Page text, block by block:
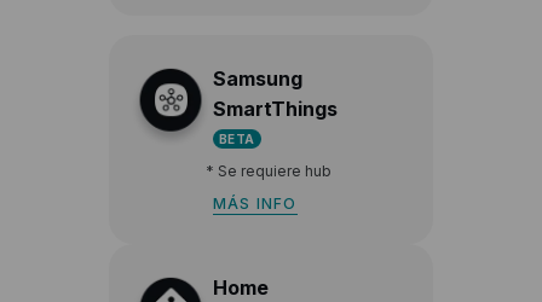
Samsung
SmartThings
BETA
* Se requiere hub
MÁS INFO
Home